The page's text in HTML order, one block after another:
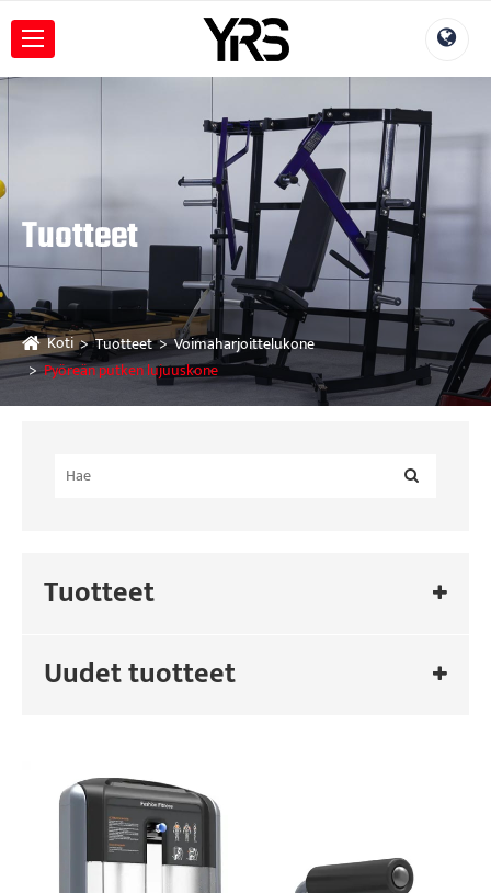
Tuotteet
Koti Tuotteet
Voimaharjoittelukone
Pyöreän putken lujuuskone
Tuotteet
Uudet tuotteet